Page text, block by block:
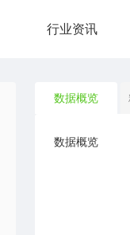
行业资讯
数据概览
数据概览